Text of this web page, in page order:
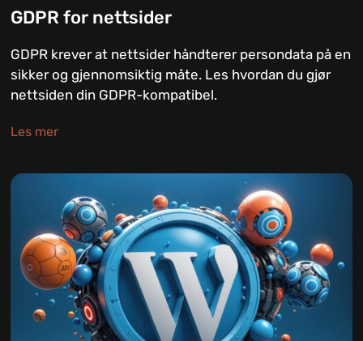
GDPR for nettsider
GDPR krever at nettsider håndterer persondata på en
sikker og gjennomsiktig måte. Les hvordan du gjør
nettsiden din GDPR-kompatibel.
Les mer